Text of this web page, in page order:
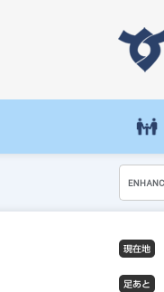
先
を
o
g
l
e
現在地